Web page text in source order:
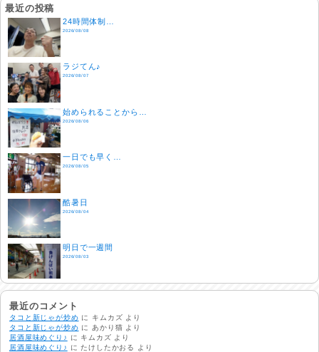
最近の投稿
24時間体制…
2026/08/08
ラジてん♪
2026/08/07
始められることから…
2026/08/06
一日でも早く…
2026/08/05
酷暑日
2026/08/04
明日で一週間
2026/08/03
熱中症注意
2026/08/02
非常時には…
2026/08/01
最近のコメント
タコと新じゃが炒め に キムカズ より
タコと新じゃが炒め に あかり猫 より
居酒屋味めぐり♪
に キムカズ より
居酒屋味めぐり♪
にたけしたかおる
より